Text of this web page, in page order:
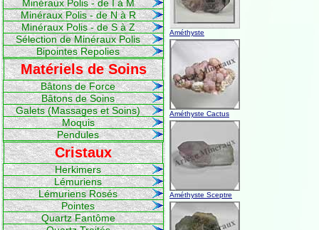
Minéraux Polis - de I à M
Minéraux Polis - de N à R
Minéraux Polis - de S à Z
Sélection de Minéraux Polis
Bipointes Repolies
Matériels de Soins
Bâtons de Force
Bâtons de Soins
Galets (Massages et Soins)
Moquis
Pendules
Cristaux
Herkimers
Lémuriens
Lémuriens Rosés
Pointes
Quartz Fantôme
Améthyste
Améthyste Cactus
Améthyste Sceptre